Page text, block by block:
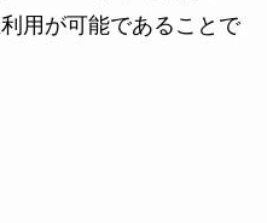
用が可能であることで